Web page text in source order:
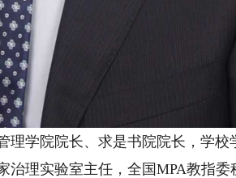
学院院长、求是书院院长，学校
理实验室主任，全国MPA教指委